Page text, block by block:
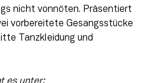
nicht vonnöten. Präsentiert
vorbereitete Gesangsstücke
Tanzkleidung und
es unter: